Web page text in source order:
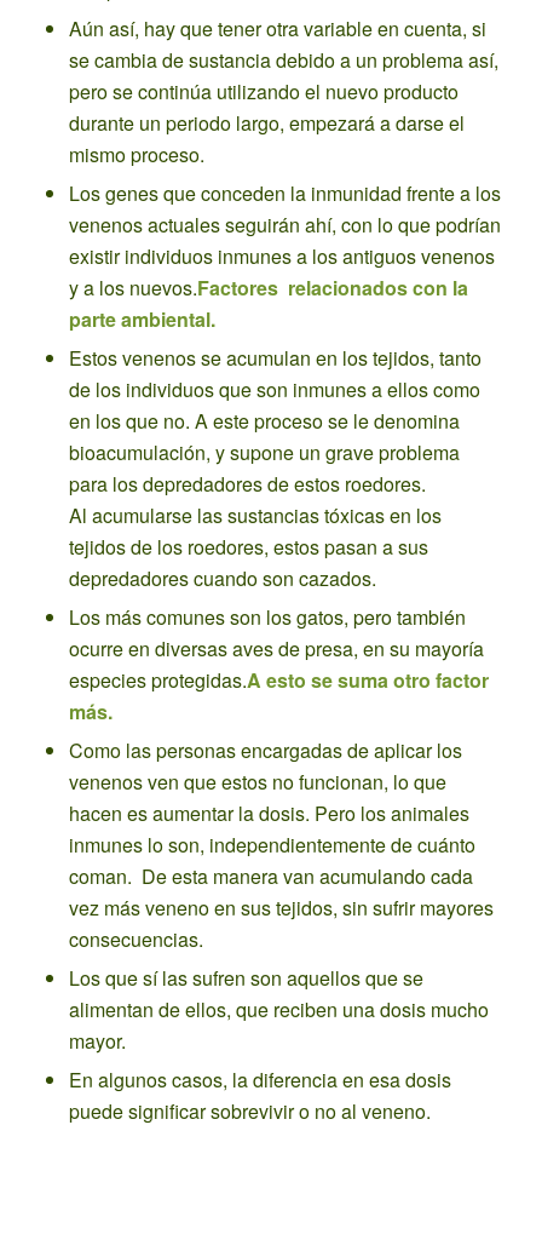
Aún así, hay que tener otra variable en cuenta, si
se cambia de sustancia debido a un problema así,
pero se continúa utilizando el nuevo producto
durante un periodo largo, empezará a darse el
mismo proceso.
Los genes que conceden la inmunidad frente a los
venenos actuales seguirán ahí, con lo que podrían
existir individuos inmunes a los antiguos venenos
y a los nuevos.Factores relacionados con la
parte ambiental.
Estos venenos se acumulan en los tejidos, tanto
de los individuos que son inmunes a ellos como
en los que no. A este proceso se le denomina
bioacumulación, y supone un grave problema
para los depredadores de estos roedores.
Al acumularse las sustancias tóxicas en los
tejidos de los roedores, estos pasan a sus
depredadores cuando son cazados.
Los más comunes son los gatos, pero también
ocurre en diversas aves de presa, en su mayoría
especies protegidas.A esto se suma otro factor
más.
Como las personas encargadas de aplicar los
venenos ven que estos no funcionan, lo que
hacen es aumentar la dosis. Pero los animales
inmunes lo son, independientemente de cuánto
coman. De esta manera van acumulando cada
vez más veneno en sus tejidos, sin sufrir mayores
consecuencias.
Los que sí las sufren son aquellos que se
alimentan de ellos, que reciben una dosis mucho
mayor.
En algunos casos, la diferencia en esa dosis
puede significar sobrevivir o no al veneno.